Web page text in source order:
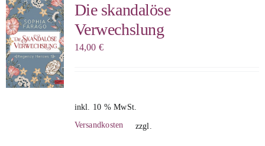
Die skandalöse
Verwechslung
14,00 €
inkl. 10 % MwSt.
zzgl.
Versandkosten